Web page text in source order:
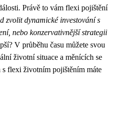
Právě to vám flexi pojištění
zvolit dynamické investování s
nebo konzervativnější strategii
V průběhu času můžete svou
životní situace a měnících se
flexi životním pojištěním máte